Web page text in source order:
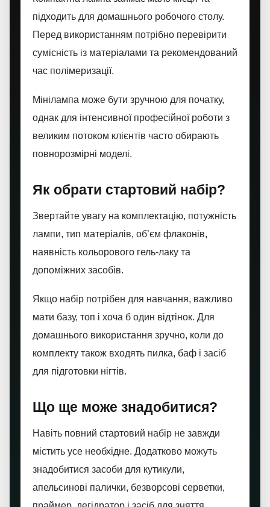
підходить для домашнього робочого столу.
Перед використанням потрібно перевірити
сумісність із матеріалами та рекомендований
час полімеризації.
Мінілампа може бути зручною для початку,
однак для інтенсивної професійної роботи з
великим потоком клієнтів часто обирають
повнорозмірні моделі.
Як обрати стартовий набір?
Звертайте увагу на комплектацію, потужність
лампи, тип матеріалів, об’єм флаконів,
наявність кольорового гель-лаку та
допоміжних засобів.
Якщо набір потрібен для навчання, важливо
мати базу, топ і хоча б один відтінок. Для
домашнього використання зручно, коли до
комплекту також входять пилка, баф і засіб
для підготовки нігтів.
Що ще може знадобитися?
Навіть повний стартовий набір не завжди
містить усе необхідне. Додатково можуть
знадобитися засоби для кутикули,
апельсинові палички, безворсові серветки,